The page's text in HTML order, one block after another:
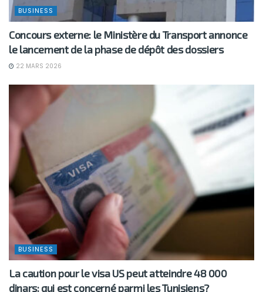
BUSINESS
Concours externe: le Ministère du Transport annonce
le lancement de la phase de dépôt des dossiers
22 MARS 2026
BUSINESS
La caution pour le visa US peut atteindre 48 000
dinars: qui est concerné parmi les Tunisiens?